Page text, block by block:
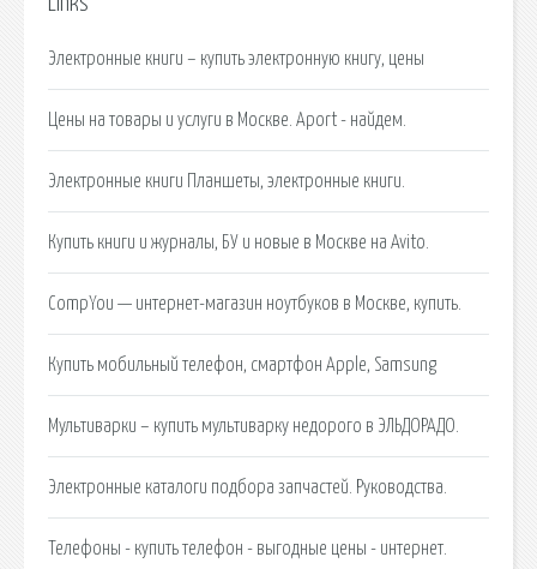
Электронные книги – купить электронную книгу, цены
Цены на товары и услуги в Москве. Aport - найдем.
Электронные книги Планшеты, электронные книги.
Купить книги и журналы, БУ и новые в Москве на Avito.
CompYou — интернет-магазин ноутбуков в Москве, купить.
Купить мобильный телефон, смартфон Apple, Samsung
Мультиварки – купить мультиварку недорого в ЭЛЬДОРАДО.
Электронные каталоги подбора запчастей. Руководства.
Телефоны - купить телефон - выгодные цены - интернет.